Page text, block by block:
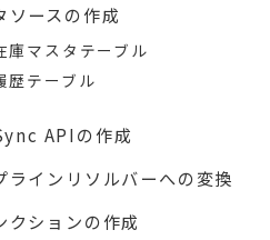
ソースの作成
庫マスタテーブル
歴テーブル
APIの作成
ラインリソルバーへの変換
クションの作成